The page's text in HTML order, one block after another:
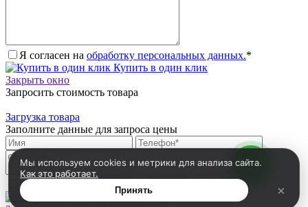
Я согласен на обработку персональных данных.*
Купить в один клик
Закрыть окно
Запросить стоимость товара
Загрузка товара
Заполните данные для запроса цены
Я согласен на обработку персональных данных.*
Запросить цену
Мы используем cookies и метрики для анализа сайта.
Как это работает.
Принять ×